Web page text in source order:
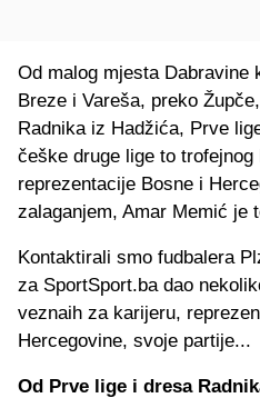
Od malog mjesta Dabravine
Breze i Vareša, preko
Radnika iz Hadžića, Prve
češke druge lige to trofejnog
reprezentacije Bosne i
zalaganjem, Amar Memić je
Kontaktirali smo fudbalera
za SportSport.ba dao
veznaih za karijeru,
Hercegovine, svoje partije...
Od Prve lige i dresa